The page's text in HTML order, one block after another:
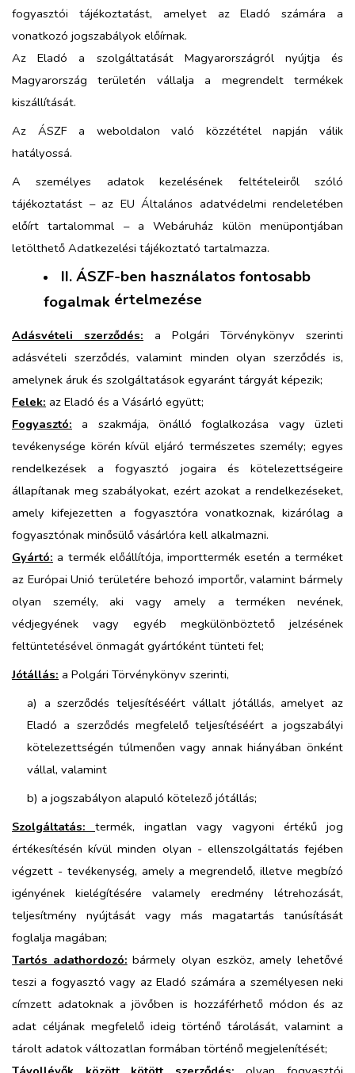
fogyasztói tájékoztatást, amelyet az Eladó számára a
vonatkozó jogszabályok előírnak.
Az Eladó a szolgáltatását Magyarországról nyújtja és
Magyarország területén vállalja a megrendelt termékek
kiszállítását.
Az ÁSZF a weboldalon való közzététel napján válik
hatályossá.
A személyes adatok kezelésének feltételeiről szóló
tájékoztatást – az EU Általános adatvédelmi rendeletében
előírt tartalommal – a Webáruház külön menüpontjában
letölthető Adatkezelési tájékoztató tartalmazza.
II. ÁSZF-ben használatos fontosabb
fogalmak értelmezése
Adásvételi szerződés:
a Polgári Törvénykönyv szerinti
adásvételi szerződés, valamint minden olyan szerződés is,
amelynek áruk és szolgáltatások egyaránt tárgyát képezik;
Felek: az Eladó és a Vásárló együtt;
Fogyasztó:
a szakmája, önálló foglalkozása vagy üzleti
tevékenysége körén kívül eljáró természetes személy; egyes
rendelkezések a fogyasztó jogaira és kötelezettségeire
állapítanak meg szabályokat, ezért azokat a rendelkezéseket,
amely kifejezetten a fogyasztóra vonatkoznak, kizárólag a
fogyasztónak minősülő vásárlóra kell alkalmazni.
Gyártó: a termék előállítója, importtermék esetén a terméket
az Európai Unió területére behozó importőr, valamint bármely
olyan személy, aki vagy amely a terméken nevének,
védjegyének vagy egyéb megkülönböztető jelzésének
feltüntetésével önmagát gyártóként tünteti fel;
Jótállás: a Polgári Törvénykönyv szerinti,
a) a szerződés teljesítéséért vállalt jótállás, amelyet az
Eladó a szerződés megfelelő teljesítéséért a jogszabályi
kötelezettségén túlmenően vagy annak hiányában önként
vállal, valamint
b) a jogszabályon alapuló kötelező jótállás;
Szolgáltatás: termék, ingatlan vagy vagyoni értékű jog
értékesítésén kívül minden olyan - ellenszolgáltatás fejében
végzett - tevékenység, amely a megrendelő, illetve megbízó
igényének kielégítésére valamely eredmény létrehozását,
teljesítmény nyújtását vagy más magatartás tanúsítását
foglalja magában;
Tartós adathordozó: bármely olyan eszköz, amely lehetővé
teszi a fogyasztó vagy az Eladó számára a személyesen neki
címzett adatoknak a jövőben is hozzáférhető módon és az
adat céljának megfelelő ideig történő tárolását, valamint a
tárolt adatok változatlan formában történő megjelenítését;